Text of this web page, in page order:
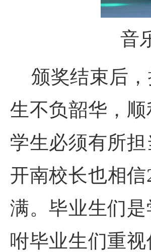
音
颁奖结束后，
生不负韶华，
学生必须有所
开南校长也相
满。毕业生们
咐毕业生们重